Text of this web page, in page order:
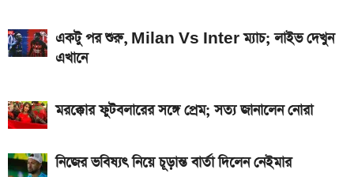
একটু পর শুরু, Milan Vs Inter ম্যাচ; লাইভ দেখুন
এখানে
মরক্কোর ফুটবলারের সঙ্গে প্রেম; সত্য জানালেন নোরা
নিজের ভবিষ্যৎ নিয়ে চূড়ান্ত বার্তা দিলেন নেইমার